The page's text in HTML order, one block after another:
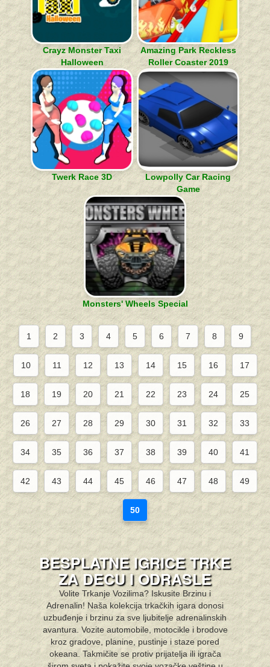
Crayz Monster Taxi
Halloween
Amazing Park Reckless
Roller Coaster 2019
Twerk Race 3D
Lowpolly Car Racing
Game
Monsters' Wheels Special
1 2 3 4 5 6 7 8 9
10 11 12 13 14 15 16 17
18 19 20 21 22 23 24 25
26 27 28 29 30 31 32 33
34 35 36 37 38 39 40 41
42 43 44 45 46 47 48 49
50
BESPLATNE IGRICE TRKE
ZA DECU I ODRASLE
Volite Trkanje Vozilima? Iskusite Brzinu i
Adrenalin! Naša kolekcija trkačkih igara donosi
uzbuđenje i brzinu za sve ljubitelje adrenalinskih
avantura. Vozite automobile, motocikle i brodove
kroz gradove, planine, pustinje i staze pored
okeana. Takmičite se protiv prijatelja ili igrača